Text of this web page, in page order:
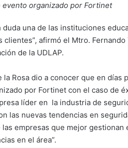
organizado por Fortinet
una de las instituciones
afirmó el Mtro. Fernando
de la UDLAP.
Rosa dio a conocer que en días
por Fortinet con el caso de
líder en la industria de
las nuevas tendencias en
empresas que mejor gestionan
en el área”.